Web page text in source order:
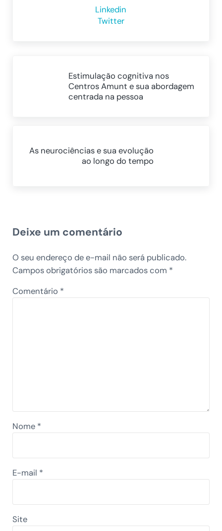
Linkedin
Twitter
Estimulação cognitiva nos
Centros Amunt e sua abordagem
centrada na pessoa
As neurociências e sua evolução
ao longo do tempo
Deixe um comentário
O seu endereço de e-mail não será publicado.
Campos obrigatórios são marcados com *
Comentário *
Nome *
E-mail *
Site